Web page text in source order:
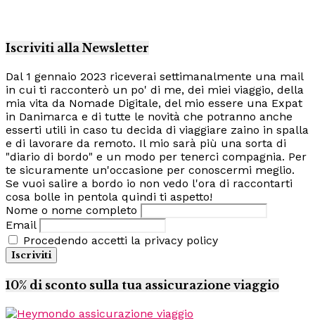
Iscriviti alla Newsletter
Dal 1 gennaio 2023 riceverai settimanalmente una mail
in cui ti racconterò un po' di me, dei miei viaggio, della
mia vita da Nomade Digitale, del mio essere una Expat
in Danimarca e di tutte le novità che potranno anche
esserti utili in caso tu decida di viaggiare zaino in spalla
e di lavorare da remoto. Il mio sarà più una sorta di
"diario di bordo" e un modo per tenerci compagnia. Per
te sicuramente un'occasione per conoscermi meglio.
Se vuoi salire a bordo io non vedo l'ora di raccontarti
cosa bolle in pentola quindi ti aspetto!
Nome o nome completo
Email
Procedendo accetti la privacy policy
10% di sconto sulla tua assicurazione viaggio